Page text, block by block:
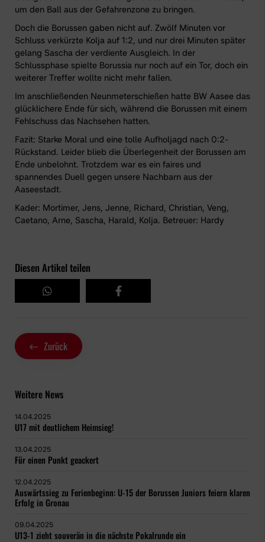
um den Ball aus der Gefahrenzone zu bringen.
Doch die Borussen gaben nicht auf. Zwölf Minuten vor
Schluss verkürzte Kolja auf 1:2, und nur drei Minuten später
gelang Sascha der verdiente Ausgleich. In der
Schlussphase spielte Borussia nur noch auf ein Tor, doch ein
weiterer Treffer wollte nicht mehr fallen.
Im anschließenden Neunmeterschießen hatte BW Aasee das
glücklichere Ende für sich, während die Borussen mit einem
Fehlschuss das Nachsehen hatten.
Fazit: Starke Moral und eine tolle Aufholjagd nach 0:2-
Rückstand. Leider blieb die Überlegenheit der Borussen am
Ende unbelohnt. Trotzdem war es ein faires und
spannendes Duell gegen unsere Nachbarn aus der
Aaseestadt.
Kader: Mortimer, Jens, Jenne, Richard, Christian, Veng,
Caetano, Arne, Sascha, Harald, Kolja. Betreuer: Hardy
Diesen Artikel teilen
Zurück
Weitere News
14.04.2025
U17 mit deutlichem Heimsieg!
13.04.2025
Für einen Punkt geackert
12.04.2025
Auswärtssieg zu Ferienbeginn: U-15 der Borussen Juniors feiern klaren
Erfolg in Gronau
09.04.2025
U13-1 zieht souverän in die nächste Pokalrunde ein